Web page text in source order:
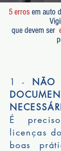
5errosem auto
que devem ser
1 - NÃO
É
licenças
boas